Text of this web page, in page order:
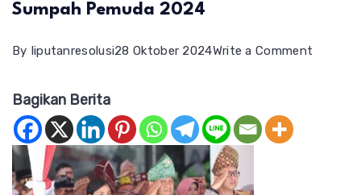
Sumpah Pemuda 2024
By liputanresolusi28 Oktober 2024Write a Comment
Bagikan Berita